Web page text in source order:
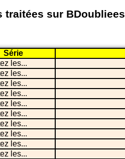
sur BDoubliees
Série
les...
les...
les...
les...
les...
les...
les...
les...
les...
les...